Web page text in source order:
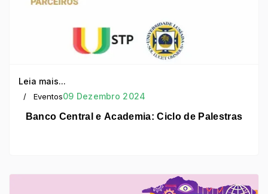
Banco Central e Academia: Ciclo de Palestras
Eventos09 Dezembro 2024
Leia mais...